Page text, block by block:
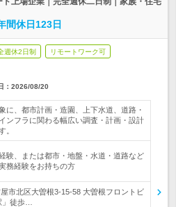
間休日123日
週休2日制 リモートワーク可
： 2026/08/20
に、都市計画・造園、上下水道、道路・
ンフラに関わる幅広い調査・計画・設計
。
験、または都市・地盤・水道・道路など
務経験をお持ちの方
市北区大曽根3-15-58 大曽根フロントビ
徒歩…